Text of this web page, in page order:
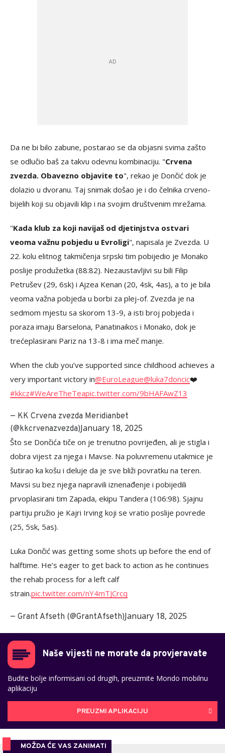
Da ne bi bilo zabune, postarao se da objasni svima zašto
se odlučio baš za takvu odevnu kombinaciju. "Crvena
zvezda. Obavezno objavite to", rekao je Dončić dok je
dolazio u dvoranu. Taj snimak došao je i do čelnika crveno-
bijelih koji su objavili klip i na svojim društvenim mrežama.
"Kada klub za koji navijaš od djetinjstva ostvari
veoma važnu pobjedu u Evroligi", napisala je Zvezda. U
22. kolu elitnog takmičenja srpski tim pobijedio je Monako
poslije produžetka (88:82). Nezaustavljivi su bili Filip
Petrušev (29, 6sk) i Ajzea Kenan (20, 4sk, 4as), a to je bila
veoma važna pobjeda u borbi za plej-of. Zvezda je na
sedmom mjestu sa skorom 13-9, a isti broj pobjeda i
poraza imaju Barselona, Panatinaikos i Monako, dok je
trećeplasirani Pariz na 13-8 i ima meč manje.
When the club you’ve supported since childhood achieves a
very important victory in@EuroLeague@luka7doncic❤️
#kkcz#WeAreTheTeapic.twitter.com/9bHAFAwZ13
— KK Crvena zvezda Meridianbet
(@kkcrvenazvezda)January 18, 2025
Što se Dončića tiče on je trenutno povrijeđen, ali je stigla i
dobra vijest za njega i Mavse. Na poluvremenu utakmice je
šutirao ka košu i deluje da je sve bliži povratku na teren.
Mavsi su bez njega napravili iznenađenje i pobijedili
prvoplasirani tim Zapada, ekipu Tandera (106:98). Sjajnu
partiju pružio je Kajri Irving koji se vratio poslije povrede
(25, 5sk, 5as).
Luka Dončić was getting some shots up before the end of
halftime. He’s eager to get back to action as he continues
the rehab process for a left calf
strain.pic.twitter.com/nY4mTJCrcq
— Grant Afseth (@GrantAfseth)January 18, 2025
Naše vijesti ne morate da provjeravate
Budite bolje informisani od drugih, preuzmite Mondo mobilnu
aplikaciju
PREUZMI APLIKACIJU
MOŽDA ĆE VAS ZANIMATI